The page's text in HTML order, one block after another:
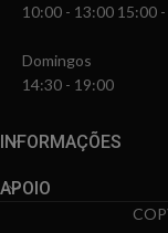
10:00 - 13:00 15:00
Domingos
14:30 - 19:00
INFORMAÇÕES
APOIO